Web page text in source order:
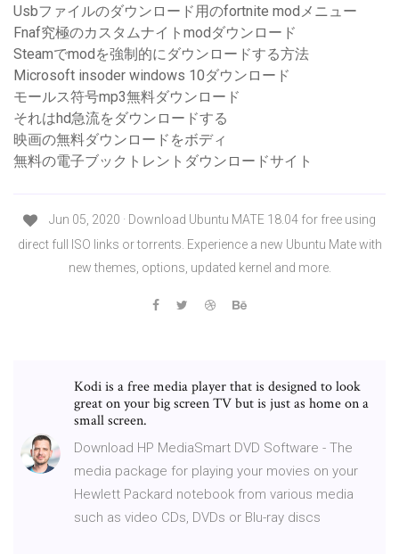
Usbファイルのダウンロード用のfortnite modメニュー
Fnaf究極のカスタムナイトmodダウンロード
Steamでmodを強制的にダウンロードする方法
Microsoft insoder windows 10ダウンロード
モールス符号mp3無料ダウンロード
それはhd急流をダウンロードする
映画の無料ダウンロードをボディ
無料の電子ブックトレントダウンロードサイト
Jun 05, 2020 · Download Ubuntu MATE 18.04 for free using
direct full ISO links or torrents. Experience a new Ubuntu Mate with
new themes, options, updated kernel and more.
Kodi is a free media player that is designed to look
great on your big screen TV but is just as home on a
small screen.
Download HP MediaSmart DVD Software - The
media package for playing your movies on your
Hewlett Packard notebook from various media
such as video CDs, DVDs or Blu-ray discs